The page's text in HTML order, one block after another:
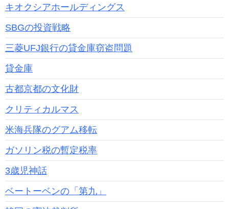
キオクシアホールディングス
SBGの投資戦略
三菱UFJ銀行の貸金庫窃盗問題
貸金庫
古都京都の文化財
クリティカルマス
米海兵隊のグアム移転
ガソリン税の暫定税率
3歳児神話
ベートーベンの「第九」